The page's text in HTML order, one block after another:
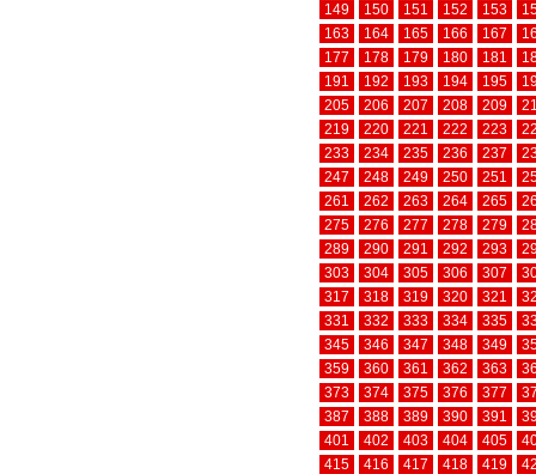
149
150 151 152 153
163
164 165 166 167
177
178 179 180 181
191
192 193 194 195
205
206 207 208 209
219
220 221 222 223
233
234 235 236 237
247
248 249 250 251
261
262 263 264 265
275
276 277 278 279
289
290 291 292 293
303
304 305 306 307
317
318 319 320 321
331
332 333 334 335
345
346 347 348 349
359
360 361 362 363
373
374 375 376 377
387
388 389 390 391
401
402 403 404 405
415
416 417 418 419